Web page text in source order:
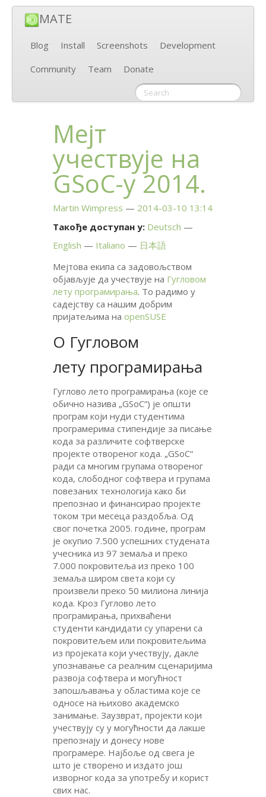
MATE
Blog Install Screenshots
Development
Community
Team Donate
Мејт
учествује на
GSoC-у 2014.
Martin Wimpress
2014-03-10 13:14
Такође доступан у: Deutsch
English
Italiano
日本語
Мејтова екипа са задовољством
објављује да учествује на Гугловом
лету програмирања. То радимо у
садејству са нашим добрим
пријатељима наopenSUSE
О Гугловом
лету програмирања
Гуглово лето програмирања (које се
обично назива „GSoC“) је општи
програм који нуди студентима
програмерима стипендије за писање
кода за различите софтверске
пројекте отвореног кода. „GSoC“
ради са многим групама отвореног
кода, слободног софтвера и групама
повезаних технологија како би
препознао и финансирао пројекте
током три месеца раздобља. Од
свог почетка 2005. године, програм
је окупио 7.500 успешних студената
учесника из 97 земаља и преко
7.000 покровитеља из преко 100
земаља широм света који су
произвели преко 50 милиона линија
кода. Кроз Гуглово лето
програмирања, прихваћени
студенти кандидати су упарени са
покровитељем или покровитељима
из пројеката који учествују, дакле
упознавање са реалним сценаријима
развоја софтвера и могућност
запошљавања у областима које се
односе на њихово академско
занимање. Заузврат, пројекти који
учествују су у могућности да лакше
препознају и донесу нове
програмере. Најбоље од свега је
што је створено и издато још
изворног кода за употребу и корист
свих нас.